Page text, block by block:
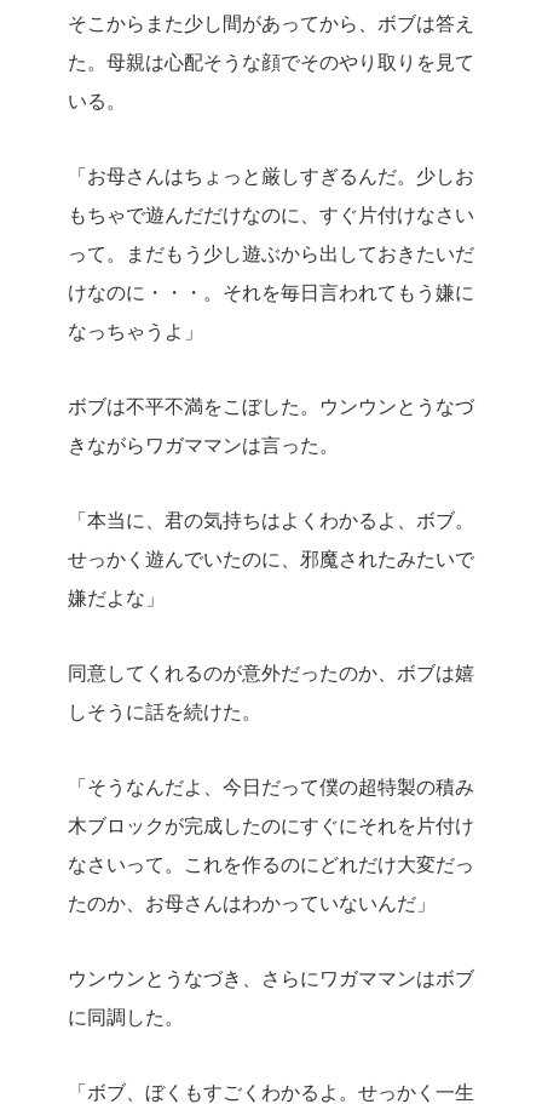
そこからまた少し間があってから、ボブは答え
た。母親は心配そうな顔でそのやり取りを見て
いる。
「お母さんはちょっと厳しすぎるんだ。少しお
もちゃで遊んだだけなのに、すぐ片付けなさい
って。まだもう少し遊ぶから出しておきたいだ
けなのに・・・。それを毎日言われてもう嫌に
なっちゃうよ」
ボブは不平不満をこぼした。ウンウンとうなづ
きながらワガママンは言った。
「本当に、君の気持ちはよくわかるよ、ボブ。
せっかく遊んでいたのに、邪魔されたみたいで
嫌だよな」
同意してくれるのが意外だったのか、ボブは嬉
しそうに話を続けた。
「そうなんだよ、今日だって僕の超特製の積み
木ブロックが完成したのにすぐにそれを片付け
なさいって。これを作るのにどれだけ大変だっ
たのか、お母さんはわかっていないんだ」
ウンウンとうなづき、さらにワガママンはボブ
に同調した。
「ボブ、ぼくもすごくわかるよ。せっかく一生